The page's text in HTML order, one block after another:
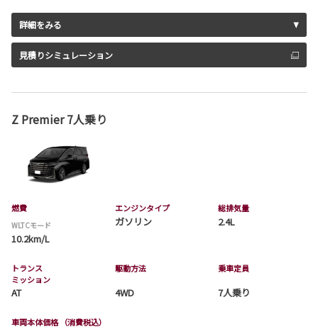
詳細をみる
見積りシミュレーション
Z Premier 7人乗り
燃費
WLTCモード
10.2km/L
エンジンタイプ
ガソリン
総排気量
2.4L
トランス
ミッション
AT
駆動方法
4WD
乗車定員
7人乗り
車両本体価格 （消費税込）